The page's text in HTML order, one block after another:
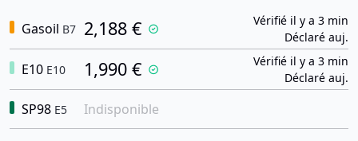
Gasoil B7 2,188 €
Vérifié il y a 3 min
Déclaré auj.
E10 E10 1,990 €
Vérifié il y a 3 min
Déclaré auj.
SP98 E5 Indisponible